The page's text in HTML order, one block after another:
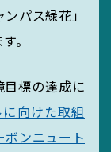
パス緑花」
。
標の達成に
向けた取組
ボンニュート